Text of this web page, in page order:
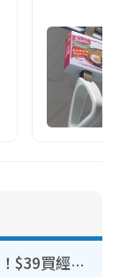
GU優惠｜手袋突發減價低至22折！$39買經典波士頓包/餃子袋！飾物同步減價$29起！